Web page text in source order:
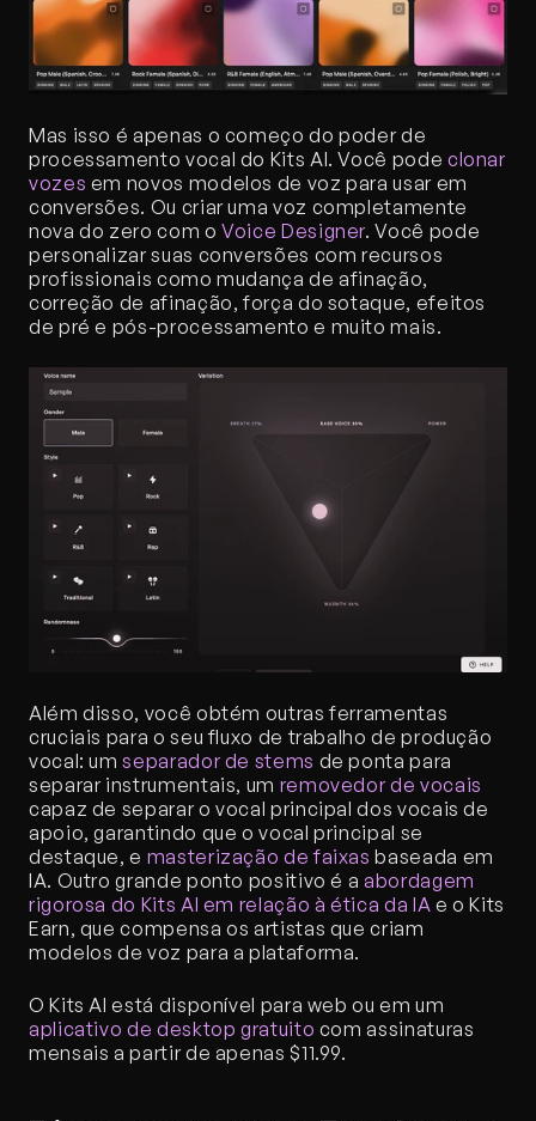
Mas isso é apenas o começo do poder de
processamento vocal do Kits AI. Você pode clonar
vozes em novos modelos de voz para usar em
conversões. Ou criar uma voz completamente
nova do zero com o Voice Designer. Você pode
personalizar suas conversões com recursos
profissionais como mudança de afinação,
correção de afinação, força do sotaque, efeitos
de pré e pós-processamento e muito mais.
Além disso, você obtém outras ferramentas
cruciais para o seu fluxo de trabalho de produção
vocal: um separador de stems de ponta para
separar instrumentais, um removedor de vocais
capaz de separar o vocal principal dos vocais de
apoio, garantindo que o vocal principal se
destaque, e masterização de faixas baseada em
IA. Outro grande ponto positivo é a abordagem
rigorosa do Kits AI em relação à ética da IA e o Kits
Earn, que compensa os artistas que criam
modelos de voz para a plataforma.
aplicativo de desktop gratuito com assinaturas
mensais a partir de apenas $11.99.